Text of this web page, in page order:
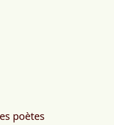
poètes